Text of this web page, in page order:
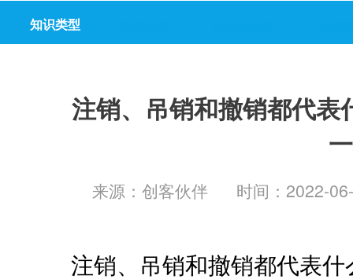
知识类型
注销、吊销和撤销都代
来源：创客伙伴 时间：2022-
注销、吊销和撤销都代表